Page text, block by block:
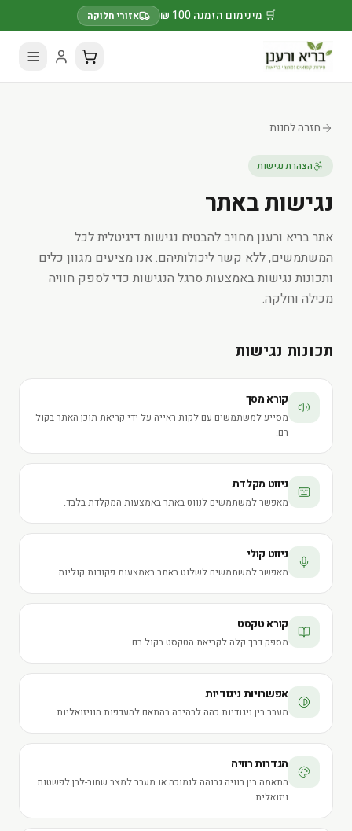
🛒 מינימום הזמנה 100 ₪ אזורי חלוקה
חזרה לחנות
הצהרת נגישות
נגישות באתר
אתר בריא ורענן מחויב להבטיח נגישות דיגיטלית לכל
המשתמשים, ללא קשר ליכולותיהם. אנו מציעים מגוון כלים
ותכונות נגישות באמצעות סרגל הנגישות כדי לספק חוויה
מכילה וחלקה.
תכונות נגישות
קורא מסך
מסייע למשתמשים עם לקות ראייה על ידי קריאת תוכן האתר בקול
רם.
ניווט מקלדת
מאפשר למשתמשים לנווט באתר באמצעות המקלדת בלבד.
ניווט קולי
מאפשר למשתמשים לשלוט באתר באמצעות פקודות קוליות.
קורא טקסט
מספק דרך קלה לקריאת הטקסט בקול רם.
אפשרויות ניגודיות
מעבר בין ניגודיות כהה לבהירה בהתאם להעדפות הוויזואליות.
הגדרות רוויה
התאמה בין רוויה גבוהה לנמוכה או מעבר למצב שחור-לבן לפשטות
ויזואלית.